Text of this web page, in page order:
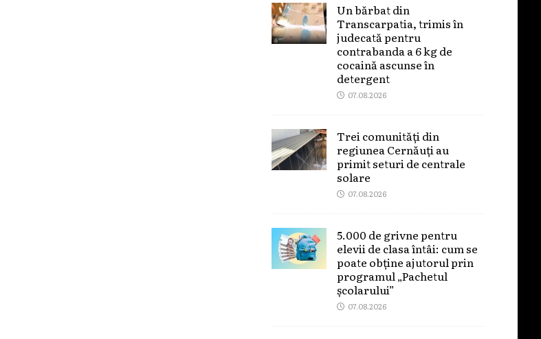
Un bărbat din
Transcarpatia, trimis în
judecată pentru
contrabanda a 6 kg de
cocaină ascunse în
detergent
07.08.2026
Trei comunități din
regiunea Cernăuți au
primit seturi de centrale
solare
07.08.2026
5.000 de grivne pentru
elevii de clasa întâi: cum se
poate obține ajutorul prin
programul „Pachetul
școlarului”
07.08.2026